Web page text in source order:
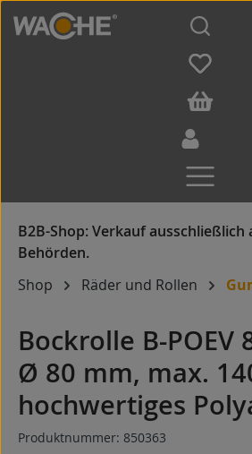
Zum Hauptinhalt springen
Shop Räder und Rollen
Bockrolle B-POEV
Ø 80 mm, max.
hochwertiges
Produktnummer: 850363